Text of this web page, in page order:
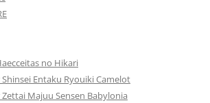
no Hikari
Entaku Ryouiki Camelot
Majuu Sensen Babylonia